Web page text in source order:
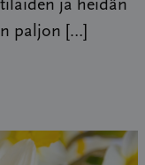
ja heidän
paljon […]